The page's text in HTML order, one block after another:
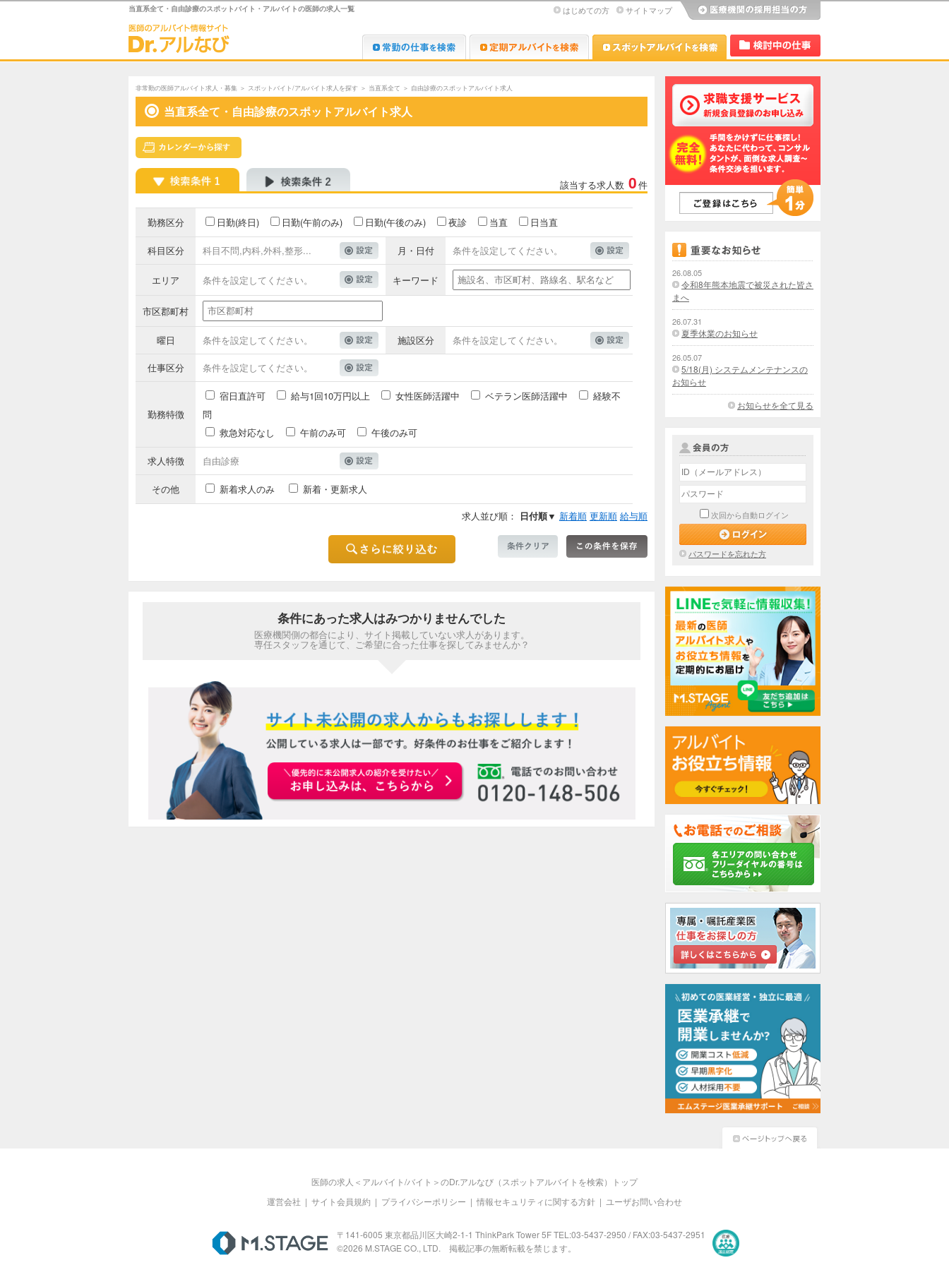
当直系全て・自由診療のスポットバイト・アルバイトの医師の求人一覧 はじめての方 サイトマップ
Dr.転職なび Dr.アルなび Dr.アルなび
非常勤の医師アルバイト求人・募集 ＞ スポットバイト/アルバイト求人を探す ＞ 当直系全て ＞ 自由診療のスポットアルバイト求人
当直系全て・自由診療のスポットアルバイト求人
該当する求人数 0件
勤務区分 日勤(終日) 日勤(午前のみ) 日勤(午後のみ) 夜診 当直 日当直
科目区分 科目不問,内科,外科,整形... 月・日付 条件を設定してください。
エリア 条件を設定してください。 キーワード
市区郡町村
曜日 条件を設定してください。 施設区分 条件を設定してください。
仕事区分 条件を設定してください。
勤務特徴
宿日直許可 給与1回10万円以上 女性医師活躍中 ベテラン医師活躍中
経験不
問
救急対応なし
午前のみ可 午後のみ可
求人特徴 自由診療
その他 新着求人のみ
新着・更新求人
求人並び順： 日付順▼ 新着順 更新順 給与順
条件にあった求人はみつかりませんでした
医療機関側の都合により、サイト掲載していない求人があります。
専任スタッフを通じて、ご希望に合った仕事を探してみませんか？
お申込みはこちらから
26.08.05
令和8年熊本地震で被災された皆さ
まへ
26.07.31
夏季休業のお知らせ
26.05.07
5/18(月) システムメンテナンスの
お知らせ
お知らせを全て見る
次回から自動ログイン
パスワードを忘れた方
医師の求人＜アルバイト/バイト＞のDr.アルなび（スポットアルバイトを検索）トップ
運営会社 | サイト会員規約 | プライバシーポリシー | 情報セキュリティに関する方針 | ユーザお問い合わせ
M.STAGE
〒141-6005 東京都品川区大崎2-1-1 ThinkPark Tower 5F TEL:03-5437-2950 / FAX:03-5437-2951
©2026 M.STAGE CO., LTD. 掲載記事の無断転載を禁じます。